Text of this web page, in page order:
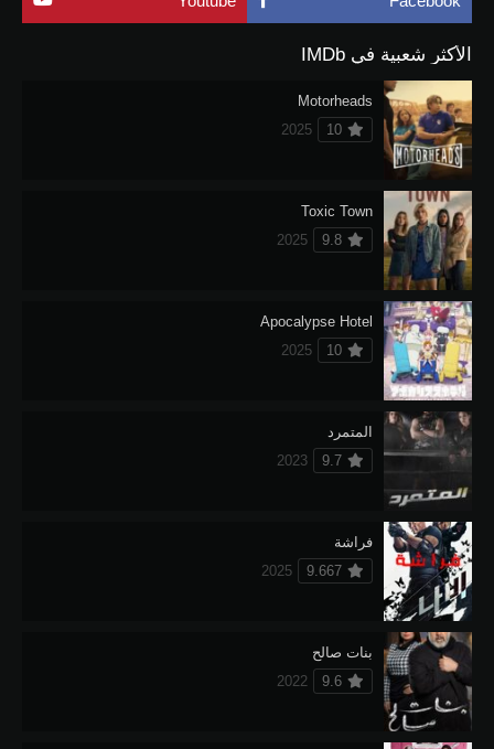
الأكثر شعبية في IMDb
Motorheads
10
2025
Toxic Town
9.8
2025
Apocalypse Hotel
10
2025
المتمرد
9.7
2023
فراشة
9.667
2025
بنات صالح
9.6
2022